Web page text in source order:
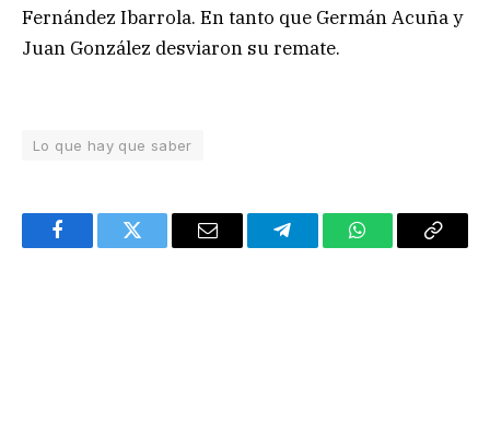
Fernández Ibarrola. En tanto que Germán Acuña y
Juan González desviaron su remate.
Lo que hay que saber
FacebookTwitter Email TelegramWhatsAppCopy